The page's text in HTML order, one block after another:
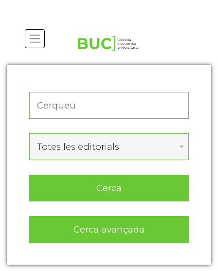
Totes les editorials
Cerca
Cerca avançada